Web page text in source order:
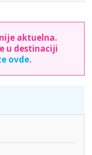
aktuelna.
u destinaciji
ovde.